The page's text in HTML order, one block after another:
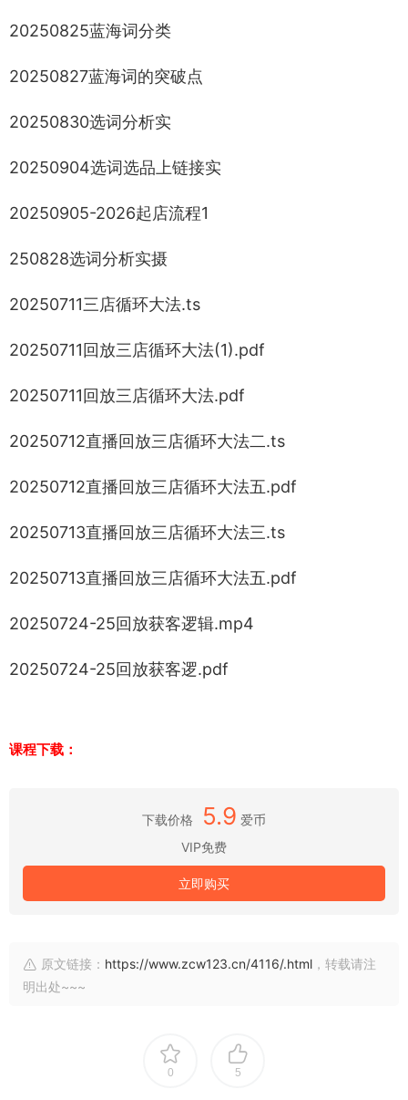
20250825蓝海词分类
20250827蓝海词的突破点
20250830选词分析实
20250904选词选品上链接实
20250905-2026起店流程1
250828选词分析实摄
20250711三店循环大法.ts
20250711回放三店循环大法(1).pdf
20250711回放三店循环大法.pdf
20250712直播回放三店循环大法二.ts
20250712直播回放三店循环大法五.pdf
20250713直播回放三店循环大法三.ts
20250713直播回放三店循环大法五.pdf
20250724-25回放获客逻辑.mp4
20250724-25回放获客逻.pdf
课程下载：
下载价格 5.9 爱币
VIP免费
立即购买
原文链接： https://www.zcw123.cn/4116/.html ，转载请注
明出处~~~
0 5